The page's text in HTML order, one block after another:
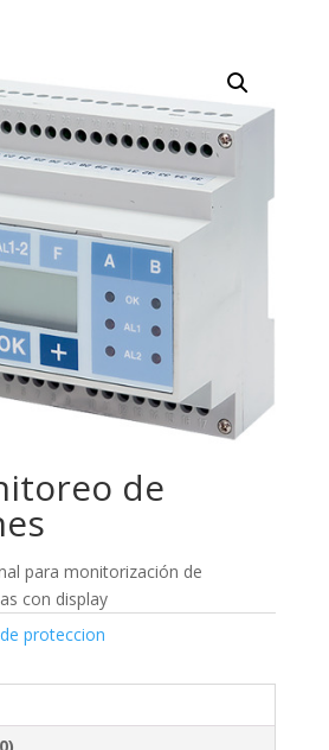
de
para monitorización de
con display
proteccion